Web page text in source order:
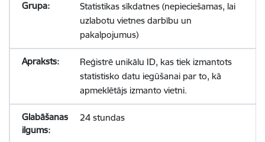
Statistikas sīkdatnes (nepieciešamas, lai
uzlabotu vietnes darbību un
pakalpojumus)
Reģistrē unikālu ID, kas tiek izmantots
statistisko datu iegūšanai par to, kā
apmeklētājs izmanto vietni.
24 stundas